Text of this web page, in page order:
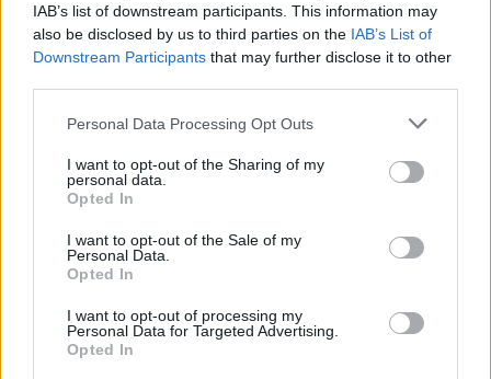
IAB’s list of downstream participants. This information may
also be disclosed by us to third parties on the IAB’s List of
Downstream Participants that may further disclose it to other
Personal Data Processing Opt Outs
I want to opt-out of the Sharing of my
personal data.
Opted In
I want to opt-out of the Sale of my
Personal Data.
Opted In
I want to opt-out of processing my
Personal Data for Targeted Advertising.
Opted In
In evidenza